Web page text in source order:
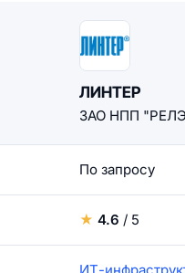
ЛИНТЕР
ЗАО НПП
По запросу
★ 4.6 / 5